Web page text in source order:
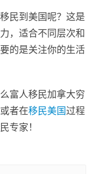
民到美国呢？这是
，适合不同层次和
的是关注你的生活
富人移民加拿大穷
者在移民美国过程
专家！